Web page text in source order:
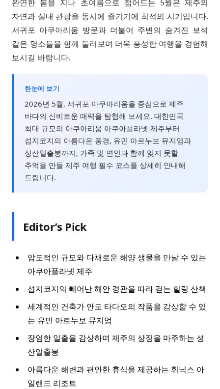
완연한 봄을 지나 초여름으로 접어드는 5월은 제주의
자연과 실내 관광을 동시에 즐기기에 최적의 시기입니다.
서귀포 아쿠아리움 방문과 더불어 주변의 숨겨진 보석
같은 명소들을 함께 둘러보며 더욱 풍성한 여행을 경험해
보시길 바랍니다.
한눈에 보기
2026년 5월, 서귀포 아쿠아리움을 중심으로 제주
바다의 신비로운 매력을 탐험해 보세요. 대한민국
최대 규모의 아쿠아리움 아쿠아플라넷 제주부터
섭지코지의 아름다운 풍경, 유민 아르누보 뮤지엄과
성산일출봉까지, 가족 및 연인과 함께 잊지 못할
추억을 만들 제주 여행 필수 코스를 상세히 안내해
드립니다.
Editor’s Pick
압도적인 규모와 다채로운 해양 생물을 만날 수 있는
아쿠아플라넷 제주
섭지코지의 빼어난 해안 경관을 따라 걷는 힐링 산책
세계적인 건축가 안도 타다오의 작품을 감상할 수 있
는 유민 아르누보 뮤지엄
장엄한 일출을 감상하며 제주의 상징을 마주하는 성
산일출봉
아름다운 해변과 편안한 휴식을 제공하는 휘닉스 아
일랜드 리조트